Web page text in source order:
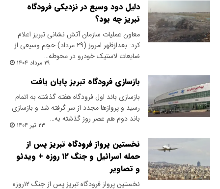
دلیل دود وسیع در نزدیکی فرودگاه
تبریز چه بود؟
معاون عملیات سازمان آتش نشانی تبریز اعلام
کرد: بعدازظهر امروز (۲۹ مرداد) حجم وسیعی از
ضایعات لاستیک خودرو در محوطه…
۲۹ مرداد ۱۴۰۴
بازسازی فرودگاه تبریز پایان یافت
بازسازی باند اول فرودگاه هفته گذشته به اتمام
رسید و پروازها مجدد از سر گرفته شد و بازسازی
باند دوم هم عصر روز گذشته به…
۲۳ تیر ۱۴۰۴
نخستین پرواز فرودگاه تبریز پس از
حمله اسرائیل و جنگ ۱۲ روزه + ویدئو
و تصاویر
نخستین پرواز فرودگاه تبریز پس از جنگ ۱۲روزه